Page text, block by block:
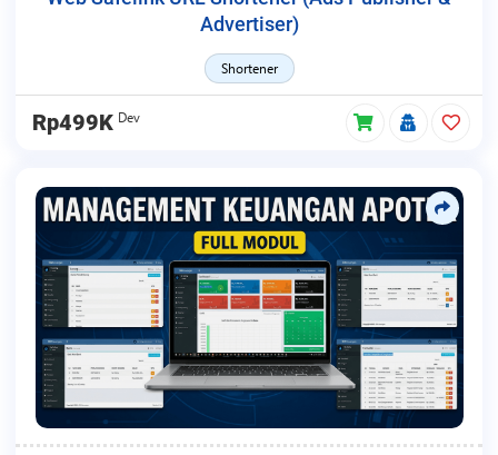
Advertiser)
Shortener
Rp499K Dev